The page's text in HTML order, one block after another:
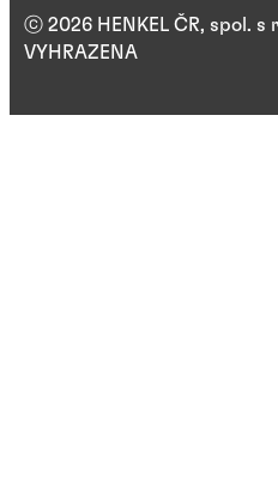
ⓒ 2026 HENKEL ČR, spol. s
VYHRAZENA